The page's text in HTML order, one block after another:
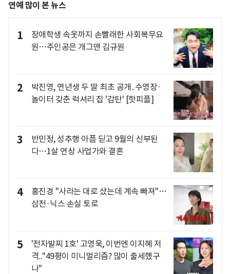
연예 많이 본 뉴스
1
장애학생 속옷까지 손빨래한 사회복무요
원…주인공은 개그맨 김규원
2
박진영, 연년생 두 딸 최초 공개..수영장·
놀이터 갖춘 럭셔리 집 '감탄' [핫피플]
3
반민정, 성추행 아픔 딛고 9월의 신부된
다…1살 연상 사업가와 결혼
4
홍진경 "사라는 대로 샀는데 계속 빠져"…
삼전·닉스 손실 토로
5
'전자발찌 1호' 고영욱, 이번엔 이지혜 저
격.."49평이 미니멀리즘? 많이 출세했구
나"